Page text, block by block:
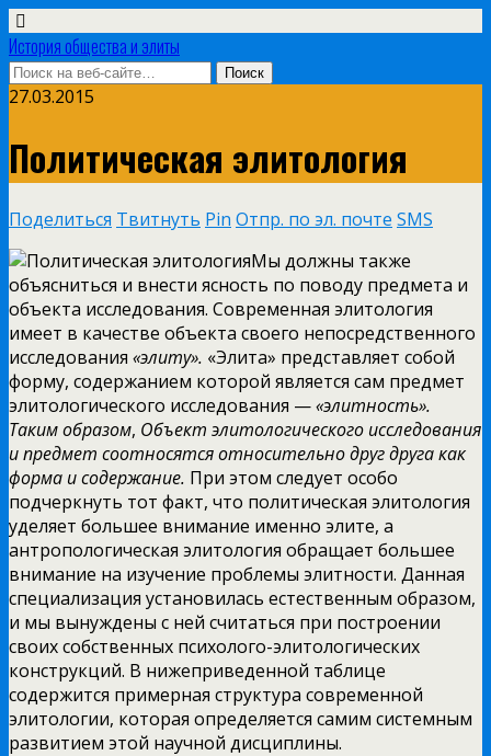
История общества и элиты
27.03.2015
Политическая элитология
Поделиться Твитнуть Pin Отпр. по эл. почте SMS
Мы должны также
объясниться и внести ясность по поводу предмета и
объекта исследования. Современная элитология
имеет в качестве объекта своего непосредственного
исследования «элиту». «Элита» представляет собой
форму, содержанием которой является сам предмет
элитологического исследования —«элитность».
Таким образом, Объект элитологического исследования
и предмет соотносятсяотносительно друг друга как
форма и содержание. При этом следует особо
подчеркнуть тот факт, что политическая элитология
уделяет большее внимание именно элите, а
антропологическая элитология обращает большее
внимание на изучение проблемы элитности. Данная
специализация установилась естественным образом,
и мы вынуждены с ней считаться при построении
своих собственных психолого-элитологических
конструкций. В нижеприведенной таблице
содержится примерная структура современной
элитологии, которая определяется самим системным
развитием этой научной дисциплины.